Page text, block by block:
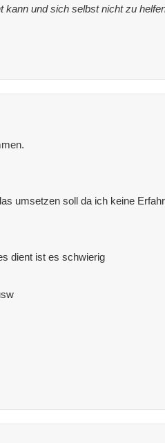
kann und sich selbst nicht zu
umsetzen soll da ich keine
dient ist es schwierig